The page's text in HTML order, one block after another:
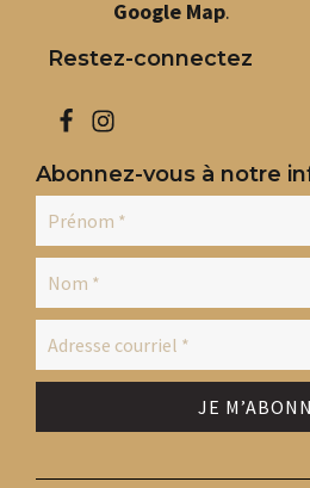
Google Map.
Restez-connectez
Abonnez-vous à notre